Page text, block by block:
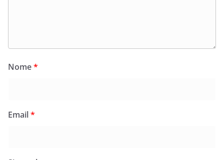
Nome*
Email*